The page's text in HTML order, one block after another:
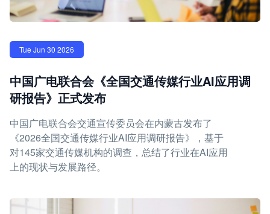
Tue Jun 30 2026
中国广电联合会《全国交通传媒行业AI应用调
研报告》正式发布
中国广电联合会交通宣传委员会在内蒙古发布了
《2026全国交通传媒行业AI应用调研报告》，基于
对145家交通传媒机构的调查，总结了行业在AI应用
上的现状与发展路径。